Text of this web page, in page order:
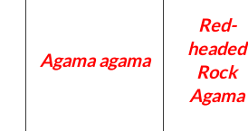
Agama agama
Red-
headed
Rock
Agama